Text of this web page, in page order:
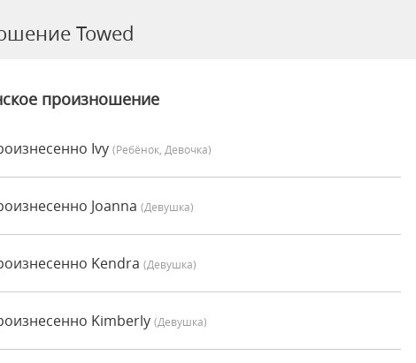
Towed
произношение
Ivy (Ребёнок, Девочка)
Joanna (девушка)
Kendra (девушка)
Kimberly (девушка)